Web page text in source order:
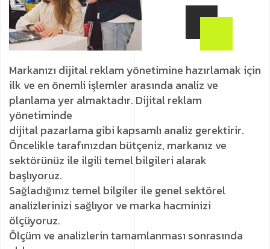
Markanızı dijital reklam yönetimine hazırlamak için
ilk ve en önemli işlemler arasında analiz ve
planlama yer almaktadır. Dijital reklam
yönetiminde
dijital pazarlama gibi kapsamlı analiz gerektirir.
Öncelikle tarafınızdan bütçeniz, markanız ve
sektörünüz ile ilgili temel bilgileri alarak
başlıyoruz.
Sağladığınız temel bilgiler ile genel sektörel
analizlerinizi sağlıyor ve marka hacminizi
ölçüyoruz.
Ölçüm ve analizlerin tamamlanması sonrasında